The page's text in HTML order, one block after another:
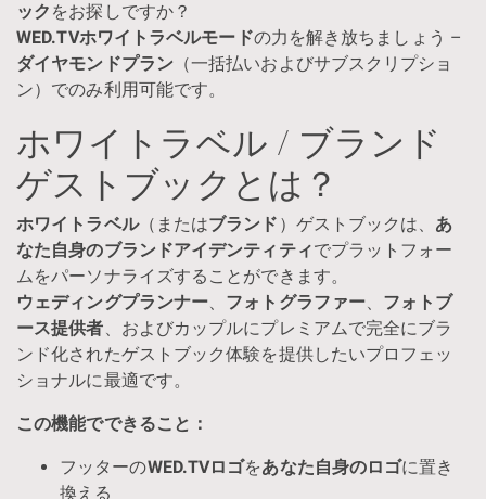
ック をお探しですか？
WED.TVホワイトラベルモードの力を解き放ちましょう –
ダイヤモンドプラン（一括払いおよびサブスクリプショ
ン）でのみ利用可能です。
ホワイトラベル / ブランド
ゲストブックとは？
ホワイトラベル（またはブランド ）ゲストブックは、 あ
なた自身のブランドアイデンティティでプラットフォー
ムをパーソナライズすることができます。
ウェディングプランナー、 フォトグラファー、 フォトブ
ース提供者、およびカップルにプレミアムで完全にブラ
ンド化されたゲストブック体験を提供したいプロフェッ
ショナルに最適です。
この機能でできること：
フッターのWED.TVロゴをあなた自身のロゴに置き
換える